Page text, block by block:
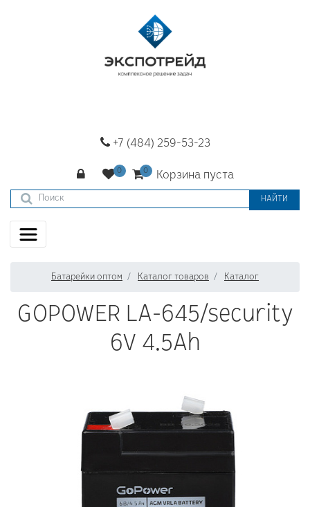
+7 (484) 259-53-23
Корзина пуста
НАЙТИ
Батарейки оптом Каталог товаров Каталог
GOPOWER LA-645/security
6V 4.5Ah